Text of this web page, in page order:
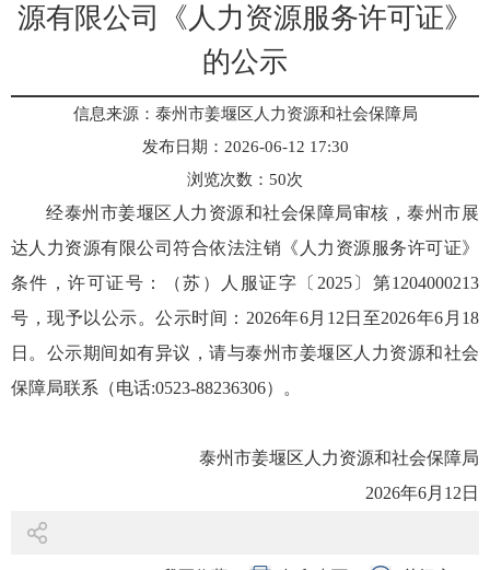
源有限公司《人力资源服务许可证》
的公示
信息来源：泰州市姜堰区人力资源和社会保障局
发布日期：2026-06-12 17:30
浏览次数： 50次
经泰州市姜堰区人力资源和社会保障局审核，泰州市展
达人力资源有限公司符合依法注销《人力资源服务许可证》
条件，许可证号：（苏）人服证字〔2025〕第1204000213
号，现予以公示。公示时间：2026年6月12日至2026年6月18
日。公示期间如有异议，请与泰州市姜堰区人力资源和社会
保障局联系（电话:0523-88236306）。
泰州市姜堰区人力资源和社会保障局
2026年6月12日